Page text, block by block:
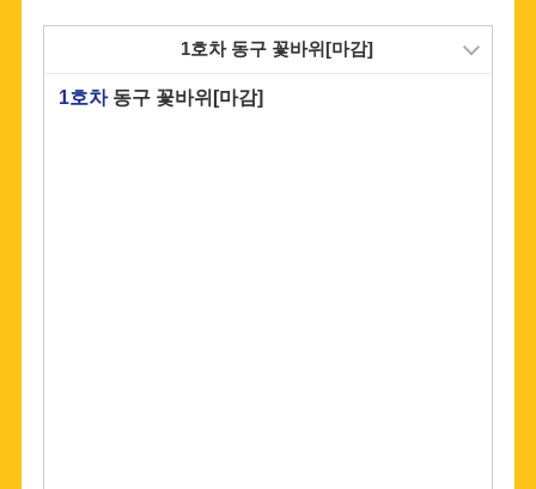
1호차동구 꽃바위[마감]